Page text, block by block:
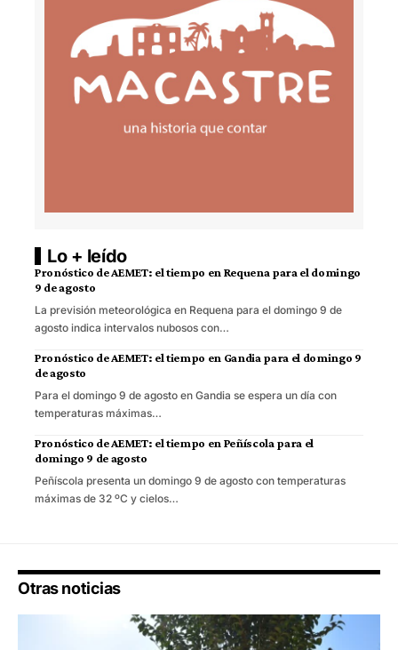
Lo + leído
Pronóstico de AEMET: el tiempo en Requena para el domingo
9 de agosto
La previsión meteorológica en Requena para el domingo 9 de
agosto indica intervalos nubosos con…
Pronóstico de AEMET: el tiempo en Gandia para el domingo 9
de agosto
Para el domingo 9 de agosto en Gandia se espera un día con
temperaturas máximas…
Pronóstico de AEMET: el tiempo en Peñíscola para el
domingo 9 de agosto
Peñíscola presenta un domingo 9 de agosto con temperaturas
máximas de 32 ºC y cielos…
Otras noticias